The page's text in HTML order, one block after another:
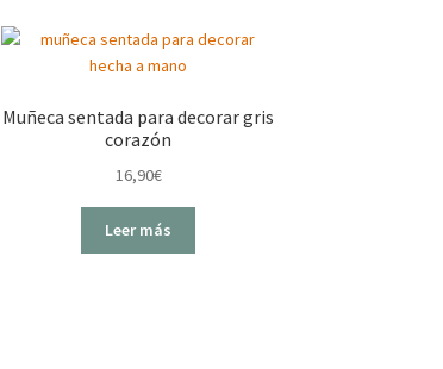
Muñeca sentada para decorar gris
corazón
16,90€
Leer más